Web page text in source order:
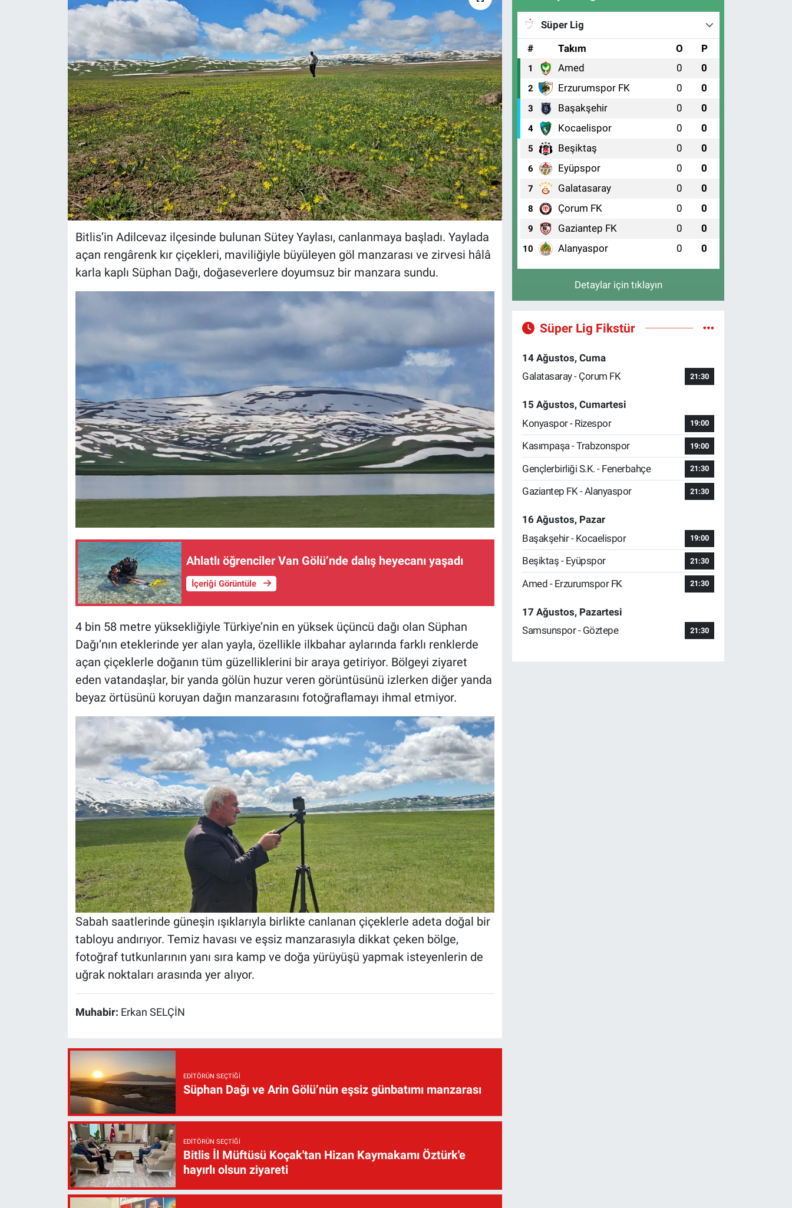
Bitlis’in Adilcevaz ilçesinde bulunan Sütey Yaylası, canlanmaya başladı. Yaylada
açan rengârenk kır çiçekleri, maviliğiyle büyüleyen göl manzarası ve zirvesi hâlâ
karla kaplı Süphan Dağı, doğaseverlere doyumsuz bir manzara sundu.
Ahlatlı öğrenciler Van Gölü’nde dalış heyecanı yaşadı
İçeriği Görüntüle
4 bin 58 metre yüksekliğiyle Türkiye’nin en yüksek üçüncü dağı olan Süphan
Dağı’nın eteklerinde yer alan yayla, özellikle ilkbahar aylarında farklı renklerde
açan çiçeklerle doğanın tüm güzelliklerini bir araya getiriyor. Bölgeyi ziyaret
eden vatandaşlar, bir yanda gölün huzur veren görüntüsünü izlerken diğer yanda
beyaz örtüsünü koruyan dağın manzarasını fotoğraflamayı ihmal etmiyor.
Sabah saatlerinde güneşin ışıklarıyla birlikte canlanan çiçeklerle adeta doğal bir
tabloyu andırıyor. Temiz havası ve eşsiz manzarasıyla dikkat çeken bölge,
fotoğraf tutkunlarının yanı sıra kamp ve doğa yürüyüşü yapmak isteyenlerin de
uğrak noktaları arasında yer alıyor.
Muhabir: Erkan SELÇİN
EDITÖRÜN SEÇTIĞI
Süphan Dağı ve Arin Gölü’nün eşsiz günbatımı manzarası
EDITÖRÜN SEÇTIĞI
Bitlis İl Müftüsü Koçak'tan Hizan Kaymakamı Öztürk'e
hayırlı olsun ziyareti
Süper Lig
#
Takım O P
1 Amed 0 0
2 Erzurumspor FK 0 0
3 Başakşehir 0 0
4 Kocaelispor 0 0
5 Beşiktaş 0 0
6 Eyüpspor 0 0
7 Galatasaray 0 0
8 Çorum FK 0 0
9 Gaziantep FK 0 0
10 Alanyaspor 0 0
Detaylar için tıklayın
Süper Lig Fikstür
14 Ağustos, Cuma
Galatasaray - Çorum FK
21:30
15 Ağustos, Cumartesi
Konyaspor - Rizespor
19:00
Kasımpaşa - Trabzonspor 19:00
Gençlerbirliği S.K. - Fenerbahçe 21:30
Gaziantep FK - Alanyaspor 21:30
16 Ağustos, Pazar
Başakşehir - Kocaelispor
19:00
Beşiktaş - Eyüpspor 21:30
Amed - Erzurumspor FK 21:30
17 Ağustos, Pazartesi
Samsunspor - Göztepe
21:30
Kültür-Sanat
Magazin
Politika
Resmi İlanlar